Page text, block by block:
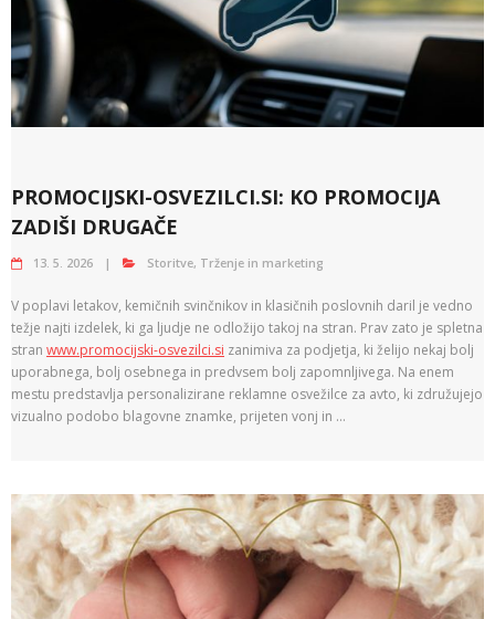
PROMOCIJSKI-OSVEZILCI.SI: KO PROMOCIJA
ZADIŠI DRUGAČE
13. 5. 2026 Storitve, Trženje in marketing
V poplavi letakov, kemičnih svinčnikov in klasičnih poslovnih daril je vedno
težje najti izdelek, ki ga ljudje ne odložijo takoj na stran. Prav zato je spletna
stran www.promocijski-osvezilci.si zanimiva za podjetja, ki želijo nekaj bolj
uporabnega, bolj osebnega in predvsem bolj zapomnljivega. Na enem
mestu predstavlja personalizirane reklamne osvežilce za avto, ki združujejo
vizualno podobo blagovne znamke, prijeten vonj in …